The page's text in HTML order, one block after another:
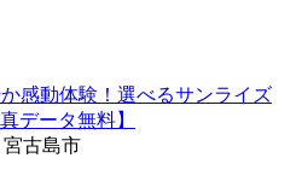
感動体験！選べるサンライズ
データ無料】
古島市